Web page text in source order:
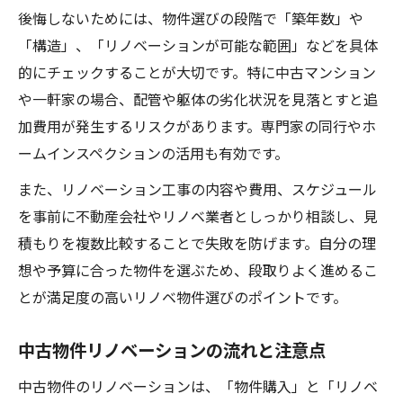
後悔しないためには、物件選びの段階で「築年数」や
「構造」、「リノベーションが可能な範囲」などを具体
的にチェックすることが大切です。特に中古マンション
や一軒家の場合、配管や躯体の劣化状況を見落とすと追
加費用が発生するリスクがあります。専門家の同行やホ
ームインスペクションの活用も有効です。
また、リノベーション工事の内容や費用、スケジュール
を事前に不動産会社やリノベ業者としっかり相談し、見
積もりを複数比較することで失敗を防げます。自分の理
想や予算に合った物件を選ぶため、段取りよく進めるこ
とが満足度の高いリノベ物件選びのポイントです。
中古物件リノベーションの流れと注意点
中古物件のリノベーションは、「物件購入」と「リノベ